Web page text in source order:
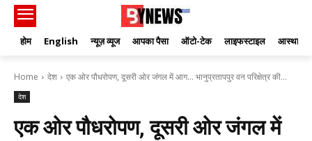
होम English न्यूज़ व्यूज आपका पैसा ऑटो-टेक लाइफस्टाइल आस्था
Home देश एक ओर पौधरोपण, दूसरी ओर जंगल में आग… भानुप्रतापपुर वन परिक्षेत्र की...
देश
एक ओर पौधरोपण, दूसरी ओर जंगल में